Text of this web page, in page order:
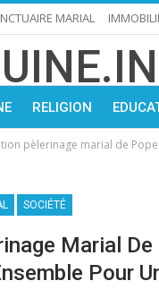
MARIAL
RELIGION
pèlerinage marial de
SOCIÉTÉ
Marial
Pour